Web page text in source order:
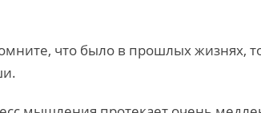
что было в прошлых жизнях,